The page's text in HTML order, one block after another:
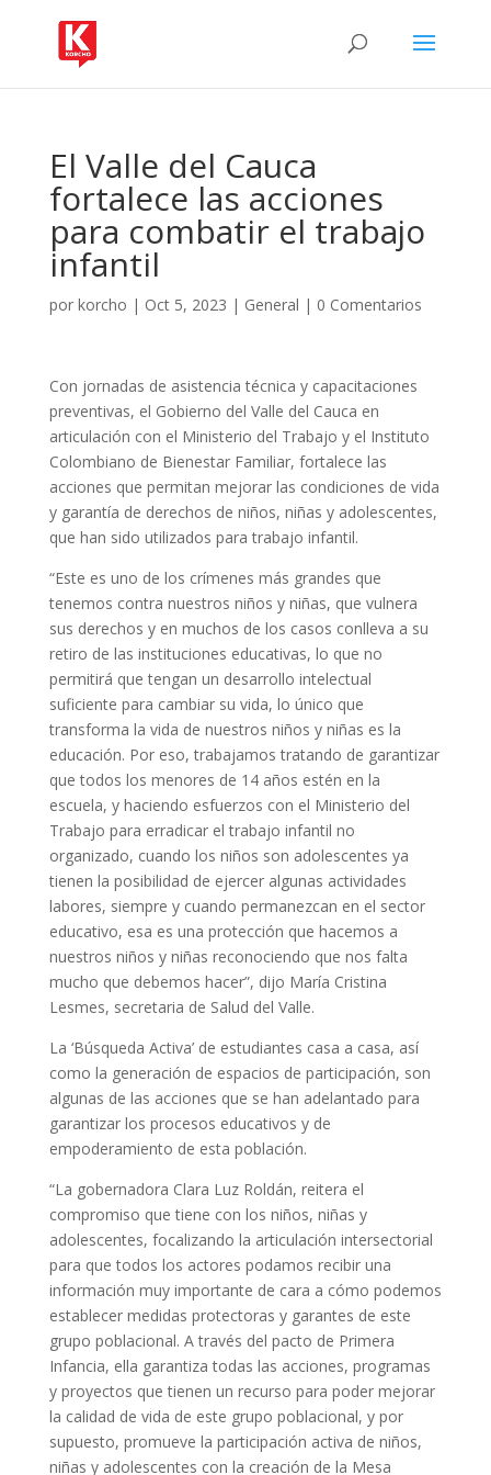
El Valle del Cauca
fortalece las acciones
para combatir el trabajo
infantil
por korcho | Oct 5, 2023 | General | 0 Comentarios
Con jornadas de asistencia técnica y capacitaciones
preventivas, el Gobierno del Valle del Cauca en
articulación con el Ministerio del Trabajo y el Instituto
Colombiano de Bienestar Familiar, fortalece las
acciones que permitan mejorar las condiciones de vida
y garantía de derechos de niños, niñas y adolescentes,
que han sido utilizados para trabajo infantil.
“Este es uno de los crímenes más grandes que
tenemos contra nuestros niños y niñas, que vulnera
sus derechos y en muchos de los casos conlleva a su
retiro de las instituciones educativas, lo que no
permitirá que tengan un desarrollo intelectual
suficiente para cambiar su vida, lo único que
transforma la vida de nuestros niños y niñas es la
educación. Por eso, trabajamos tratando de garantizar
que todos los menores de 14 años estén en la
escuela, y haciendo esfuerzos con el Ministerio del
Trabajo para erradicar el trabajo infantil no
organizado, cuando los niños son adolescentes ya
tienen la posibilidad de ejercer algunas actividades
labores, siempre y cuando permanezcan en el sector
educativo, esa es una protección que hacemos a
nuestros niños y niñas reconociendo que nos falta
mucho que debemos hacer”, dijo María Cristina
Lesmes, secretaria de Salud del Valle.
La ‘Búsqueda Activa’ de estudiantes casa a casa, así
como la generación de espacios de participación, son
algunas de las acciones que se han adelantado para
garantizar los procesos educativos y de
empoderamiento de esta población.
“La gobernadora Clara Luz Roldán, reitera el
compromiso que tiene con los niños, niñas y
adolescentes, focalizando la articulación intersectorial
para que todos los actores podamos recibir una
información muy importante de cara a cómo podemos
establecer medidas protectoras y garantes de este
grupo poblacional. A través del pacto de Primera
Infancia, ella garantiza todas las acciones, programas
y proyectos que tienen un recurso para poder mejorar
la calidad de vida de este grupo poblacional, y por
supuesto, promueve la participación activa de niños,
niñas y adolescentes con la creación de la Mesa